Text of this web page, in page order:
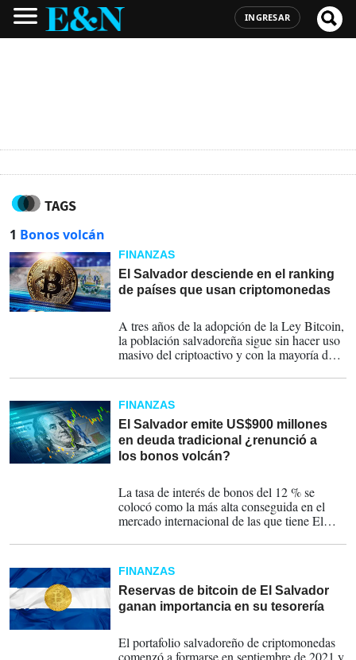
INGRESAR
TAGS
1 Bonos volcán
FINANZAS
El Salvador desciende en el ranking
de países que usan criptomonedas
A tres años de la adopción de la Ley Bitcoin,
la población salvadoreña sigue sin hacer uso
masivo del criptoactivo y con la mayoría de la
secreto.
FINANZAS
El Salvador emite US$900 millones
en deuda tradicional ¿renunció a
los bonos volcán?
La tasa de interés de bonos del 12 % se
colocó como la más alta conseguida en el
mercado internacional de las que tiene El
FINANZAS
Reservas de bitcoin de El Salvador
ganan importancia en su tesorería
El portafolio salvadoreño de criptomonedas
comenzó a formarse en septiembre de 2021 y